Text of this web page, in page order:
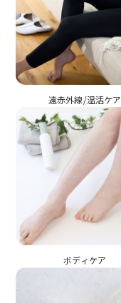
遠赤外線/温活ケア
ボディケア